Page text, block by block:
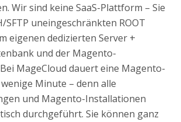
Wir sind keine SaaS-Plattform – Sie
SFTP uneingeschränkten ROOT
eigenen dedizierten Server +
und der Magento-
MageCloud dauert eine Magento-
Minute – denn alle
und Magento-Installationen
durchgeführt. Sie können ganz